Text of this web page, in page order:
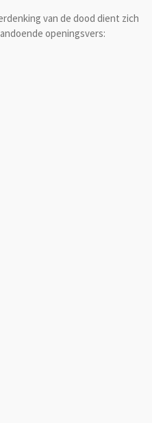
van de dood dient zich
openingsvers: